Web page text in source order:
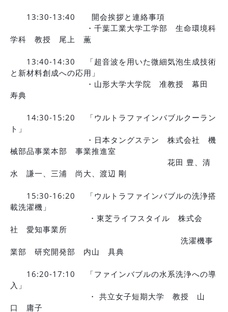
13:30-13:40 開会挨拶と連絡事項
・千葉工業大学工学部 生命環境科
学科 教授 尾上 薫
13:40-14:30 「超音波を用いた微細気泡生成技術
と新材料創成への応用」
・山形大学大学院 准教授 幕田
寿典
14:30-15:20 「ウルトラファインバブルクーラン
ト」
・日本タングステン 株式会社 機
械部品事業本部 事業推進室
花田 豊、清
水 謙一、三浦 尚大、渡辺 剛
15:30-16:20 「ウルトラファインバブルの洗浄搭
載洗濯機」
・東芝ライフスタイル 株式会
社 愛知事業所
洗濯機事
業部 研究開発部 内山 具典
16:20-17:10 「ファインバブルの水系洗浄への導
入」
・ 共立女子短期大学 教授 山
口 庸子